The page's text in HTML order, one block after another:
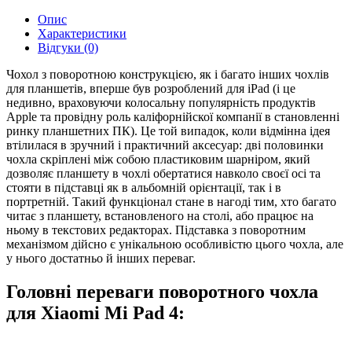
Опис
Характеристики
Відгуки (0)
Чохол з поворотною конструкцією, як і багато інших чохлів
для планшетів, вперше був розроблений для iPad (і це
недивно, враховуючи колосальну популярність продуктів
Apple та провідну роль каліфорнійскої компанії в становленні
ринку планшетних ПК). Це той випадок, коли відмінна ідея
втілилася в зручний і практичний аксесуар: дві половинки
чохла скріплені між собою пластиковим шарніром, який
дозволяє планшету в чохлі обертатися навколо своєї осі та
стояти в підставці як в альбомній орієнтації, так і в
портретній. Такий функціонал стане в нагоді тим, хто багато
читає з планшету, встановленого на столі, або працює на
ньому в текстових редакторах. Підставка з поворотним
механізмом дійсно є унікальною особливістю цього чохла, але
у нього достатньо й інших переваг.
Головні переваги поворотного чохла
для Xiaomi Mi Pad 4: